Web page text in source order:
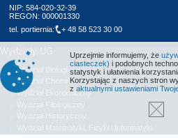
NIP: 584-020-32-39
REGON: 000001330
tel. portiernia:
+ 48 58 523 30 00
Wydziały UG
Wydział Biologii
Wydział Chemii
Wydział Ekonomiczny
Uprzejmie informujemy, że
ciasteczek) i podobnych
statystyk i ułatwienia
Korzystając z naszych stron
z aktualnymi ustawieniami